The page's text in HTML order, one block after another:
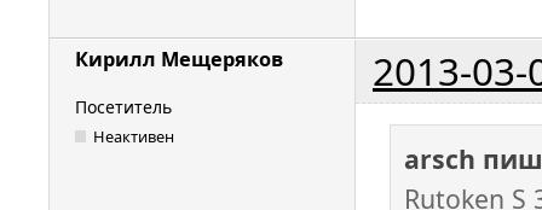
Кирилл Мещеряков 2013-03-
Посетитель
Неактивен
arsch
Rutoken S